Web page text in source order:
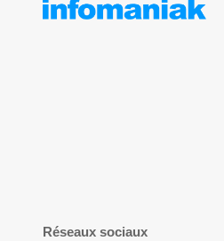
Réseaux sociaux